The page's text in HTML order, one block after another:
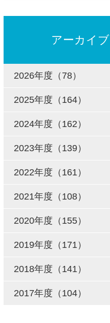
アーカイブ
2026年度（78）
2025年度（164）
2024年度（162）
2023年度（139）
2022年度（161）
2021年度（108）
2020年度（155）
2019年度（171）
2018年度（141）
2017年度（104）